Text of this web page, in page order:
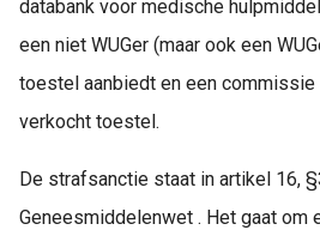
databank voor medische
een niet WUGer (maar ook een
toestel aanbiedt en een
verkocht toestel.
De strafsanctie staat in artikel 16,
Geneesmiddelenwet . Het gaat om